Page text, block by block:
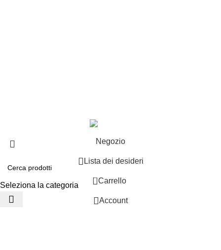
Seleziona la categoria
Negozio
Lista dei desideri
0 Carrello
Account